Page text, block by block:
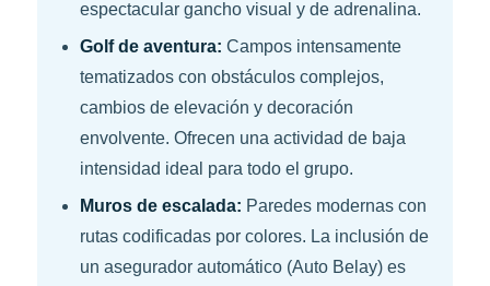
espectacular gancho visual y de adrenalina.
Golf de aventura: Campos intensamente
tematizados con obstáculos complejos,
cambios de elevación y decoración
envolvente. Ofrecen una actividad de baja
intensidad ideal para todo el grupo.
Muros de escalada: Paredes modernas con
rutas codificadas por colores. La inclusión de
un asegurador automático (Auto Belay) es